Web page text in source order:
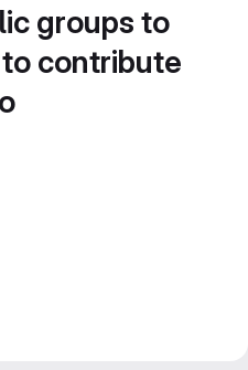
groups to
contribute